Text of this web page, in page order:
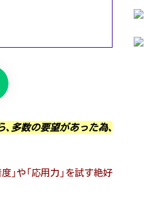
多数の要望があった為、
」や「応用力」を試す絶好